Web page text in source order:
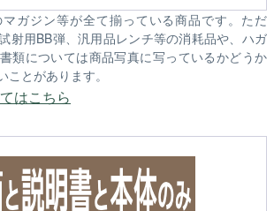
ガジン等が全て揃っている商品です。ただ
射用BB弾、汎用品レンチ等の消耗品や、ハガ
類については商品写真に写っているかどうか
とがあります。
はこちら